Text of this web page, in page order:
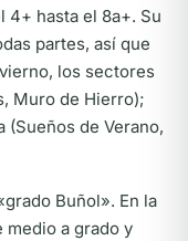
4+ hasta el 8a+. Su
partes, así que
los sectores
Muro de Hierro);
(Sueños de Verano,
Buñol». En la
medio a grado y